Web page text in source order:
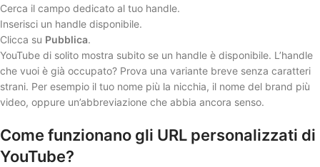
Cerca il campo dedicato al tuo handle.
Inserisci un handle disponibile.
Clicca su Pubblica.
YouTube di solito mostra subito se un handle è disponibile. L’handle
che vuoi è già occupato? Prova una variante breve senza caratteri
strani. Per esempio il tuo nome più la nicchia, il nome del brand più
video, oppure un’abbreviazione che abbia ancora senso.
Come funzionano gli URL personalizzati di
YouTube?